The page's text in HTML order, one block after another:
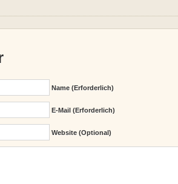
Name (erforderlich)
E-Mail (erforderlich)
Website (Optional)